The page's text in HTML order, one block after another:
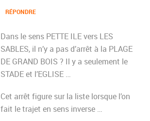
RÉPONDRE
Dans le sens PETTE ILE vers LES
SABLES, il n’y a pas d’arrêt à la PLAGE
DE GRAND BOIS ? Il y a seulement le
STADE et l’EGLISE …
Cet arrêt figure sur la liste lorsque l’on
fait le trajet en sens inverse …